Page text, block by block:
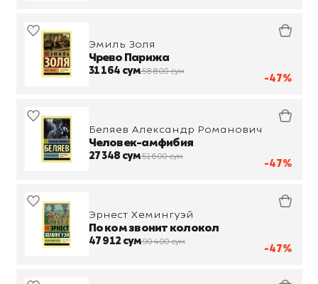
-47%
Эмиль Золя
Чрево Парижа
31 164 сум58 800 сум
-47%
Беляев Александр Романович
Человек-амфибия
27 348 сум51 600 сум
-47%
Эрнест Хемингуэй
По ком звонит колокол
47 912 сум90 400 сум